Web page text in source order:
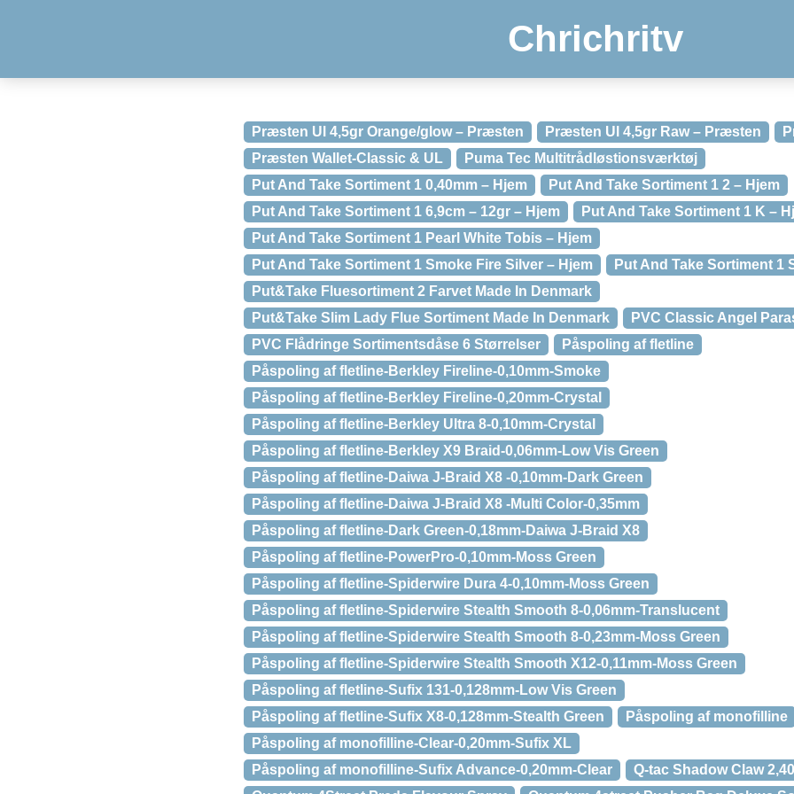
Chrichritv
Præsten Ul 4,5gr Orange/glow – Præsten Præsten Ul 4,5gr Raw – Præsten
Præsten Wallet-Classic & UL
Puma Tec Multitrådløstionsværktøj
Put And Take Sortiment 1 0,40mm – Hjem
Put And Take Sortiment 1 2 – Hjem
Put And Take Sortiment 1 6,9cm – 12gr – Hjem
Put And Take Sortiment 1 K –
Put And Take Sortiment 1 Pearl White Tobis – Hjem
Put And Take Sortiment 1 Smoke Fire Silver – Hjem
Put And Take Sortiment 1
Put&Take Fluesortiment 2 Farvet Made In Denmark
Put&Take Slim Lady Flue Sortiment Made In Denmark
PVC Classic Angel
PVC Flådringe Sortimentsdåse 6 Størrelser
Påspoling af fletline
Påspoling af fletline-Berkley Fireline-0,10mm-Smoke
Påspoling af fletline-Berkley Fireline-0,20mm-Crystal
Påspoling af fletline-Berkley Ultra 8-0,10mm-Crystal
Påspoling af fletline-Berkley X9 Braid-0,06mm-Low Vis Green
Påspoling af fletline-Daiwa J-Braid X8 -0,10mm-Dark Green
Påspoling af fletline-Daiwa J-Braid X8 -Multi Color-0,35mm
Påspoling af fletline-Dark Green-0,18mm-Daiwa J-Braid X8
Påspoling af fletline-PowerPro-0,10mm-Moss Green
Påspoling af fletline-Spiderwire Dura 4-0,10mm-Moss Green
Påspoling af fletline-Spiderwire Stealth Smooth 8-0,06mm-Translucent
Påspoling af fletline-Spiderwire Stealth Smooth 8-0,23mm-Moss Green
Påspoling af fletline-Spiderwire Stealth Smooth X12-0,11mm-Moss Green
Påspoling af fletline-Sufix 131-0,128mm-Low Vis Green
Påspoling af fletline-Sufix X8-0,128mm-Stealth Green
Påspoling af monofilline
Påspoling af monofilline-Clear-0,20mm-Sufix XL
Påspoling af monofilline-Sufix Advance-0,20mm-Clear
Q-tac Shadow Claw